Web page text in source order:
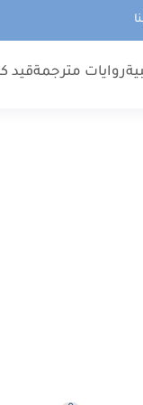
روايات مترجمةقيد